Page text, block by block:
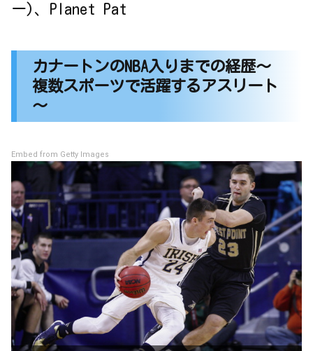
ー)、Planet Pat
カナートンのNBA入りまでの経歴～
複数スポーツで活躍するアスリート
～
Embed from Getty Images